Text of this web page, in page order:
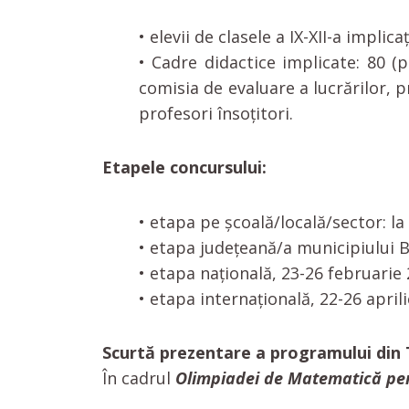
• elevii de clasele a IX-XII-a
• Cadre didactice implicate: 80
comisia de evaluare a lucrărilor,
profesori însoțitori.
Etapele concursului:
• etapa pe şcoală/locală/sector:
• etapa judeţeană/a municipiului
• etapa naţională, 23-26
• etapa internaţională, 22-26
Scurtă prezentare a programului din
În cadrul Olimpiadei de Matematică